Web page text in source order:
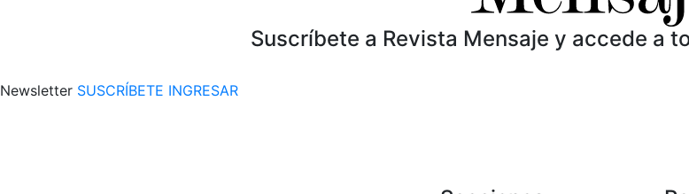
Suscríbete a Revista Mensaje y accede a
Newsletter SUSCRÍBETE INGRESAR